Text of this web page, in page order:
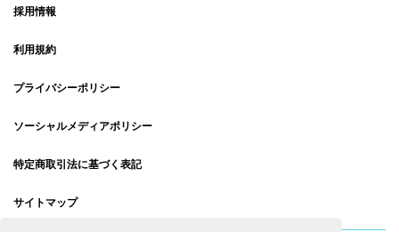
採用情報
利用規約
プライバシーポリシー
ソーシャルメディアポリシー
特定商取引法に基づく表記
サイトマップ